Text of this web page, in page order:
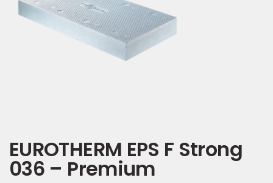
EUROTHERM EPS F Strong
036 – Premium